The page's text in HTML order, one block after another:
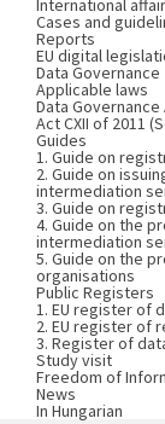
International
Cases and
Reports
EU digital
Data Governance
Applicable laws
Data Governance
Act CXII of 2011
Guides
1. Guide on
2. Guide on
intermediation
3. Guide on
4. Guide on the
intermediation
5. Guide on the
organisations
Public Registers
1. EU register of
2. EU register of
3. Register of
Study visit
Freedom of
News
In Hungarian